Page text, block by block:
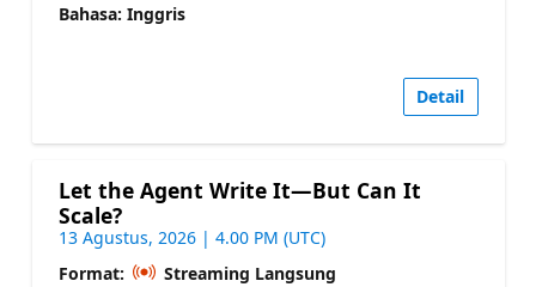
Bahasa: Inggris
Detail
Let the Agent Write It—But Can It
Scale?
13 Agustus, 2026 | 4.00 PM (UTC)
Format:
Streaming Langsung